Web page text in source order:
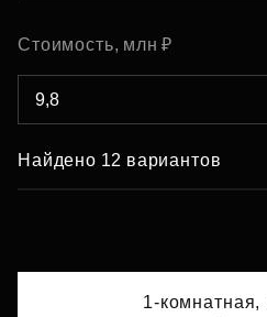
Стоимость, млн ₽
Найдено 12 вариантов
1-комнатная,